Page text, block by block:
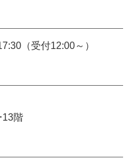
（受付12:00～）
13階